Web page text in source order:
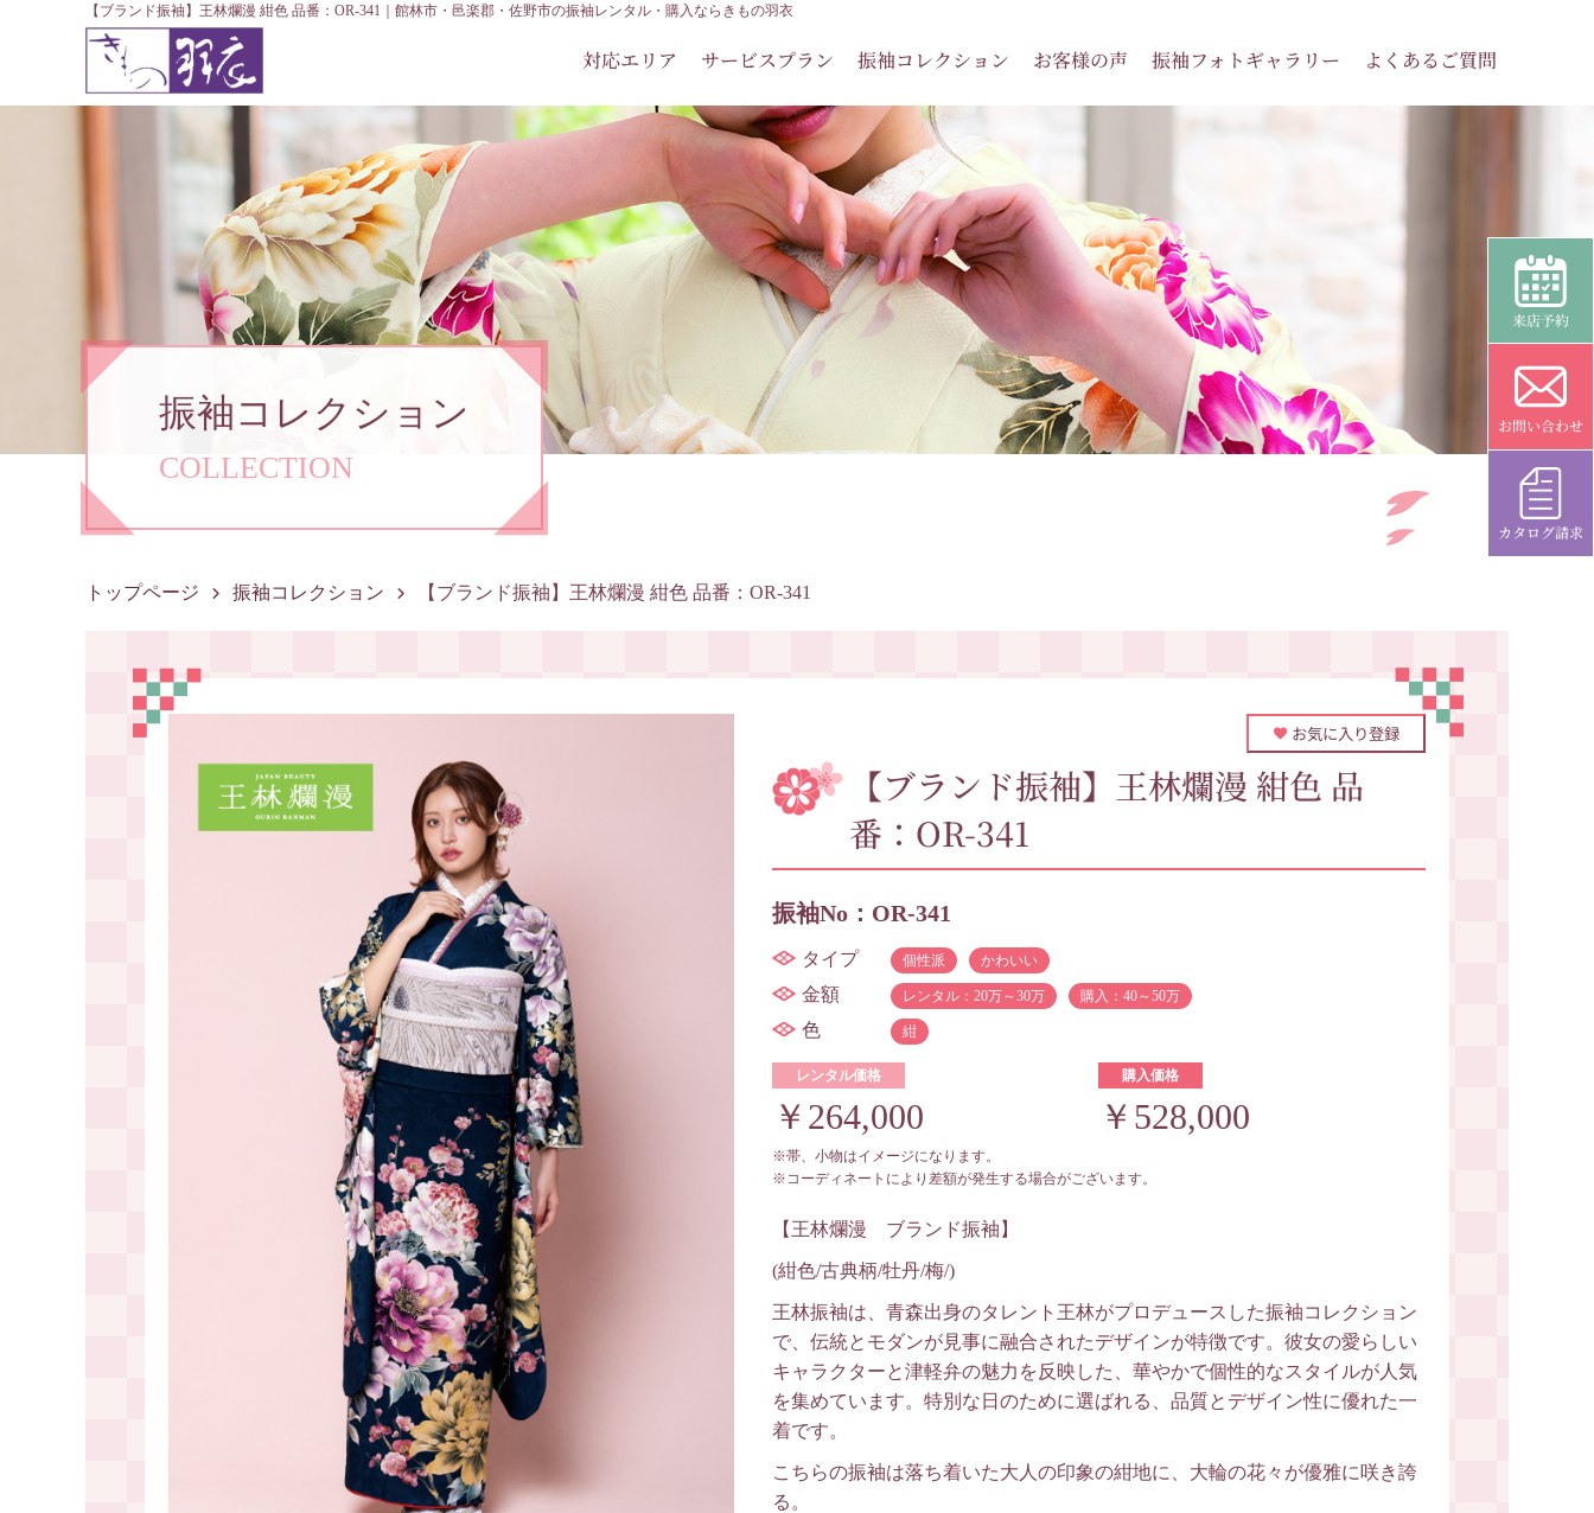
【ブランド振袖】王林爛漫 紺色 品番：OR-341｜館林市・邑楽郡・佐野市の振袖レンタル・購入ならきもの羽衣
対応エリア サービスプラン 振袖コレクション お客様の声 振袖フォトギャラリー よくあるご質問
振袖コレクション
COLLECTION
トップページ 振袖コレクション 【ブランド振袖】王林爛漫 紺色 品番：OR-341
【ブランド振袖】王林爛漫 紺色 品
番：OR-341
振袖No：OR-341
タイプ 個性派 かわいい
金額 レンタル：20万～30万 購入：40～50万
色 紺
レンタル価格
￥264,000
購入価格
￥528,000
※帯、小物はイメージになります。
※コーディネートにより差額が発生する場合がございます。
【王林爛漫 ブランド振袖】
(紺色/古典柄/牡丹/梅/)
王林振袖は、青森出身のタレント王林がプロデュースした振袖コレクション
で、伝統とモダンが見事に融合されたデザインが特徴です。彼女の愛らしい
キャラクターと津軽弁の魅力を反映した、華やかで個性的なスタイルが人気
を集めています。特別な日のために選ばれる、品質とデザイン性に優れた一
着です。
こちらの振袖は落ち着いた大人の印象の紺地に、大輪の花々が優雅に咲き誇
る。
お気に入り登録
来店予約
お問い合わせ
カタログ請求